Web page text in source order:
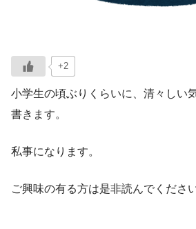
+2
小学生の頃ぶりくらいに、清々しい
書きます。
私事になります。
ご興味の有る方は是非読んでくださ